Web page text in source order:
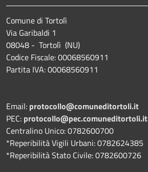
Comune di Tortolì
Via Garibaldi 1
08048 - Tortolì (NU)
Codice Fiscale: 00068560911
Partita IVA: 00068560911
Email: protocollo@comuneditortoli.it
PEC: protocollo@pec.comuneditortoli.it
Centralino Unico: 0782600700
*Reperibilità Vigili Urbani: 0782624385
*Reperibilità Stato Civile: 0782600726